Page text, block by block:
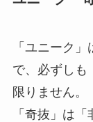
「ユニーク
で、必ずしも
限りません。
「奇抜」は